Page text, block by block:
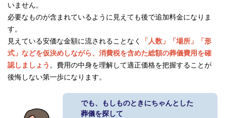
いません。
必要なものが含まれているように見えても後で追加料金になりま
す。
見えている安価な金額に流されることなく
「人数」「場所」「形
式」などを仮決めしながら、消費税を含めた総額の葬儀費用を確
認しましょう 。費用の中身を理解して適正価格を把握することが
後悔しない第一歩になります。
でも、もしものときにちゃんとした
葬儀を探して